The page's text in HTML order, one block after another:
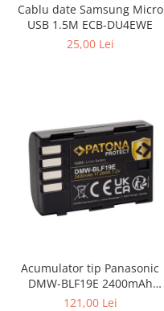
Cablu date Samsung Micro
USB 1.5M ECB-DU4EWE
25,00 Lei
Acumulator tip Panasonic
DMW-BLF19E 2400mAh
Patona Protect
121,00 Lei